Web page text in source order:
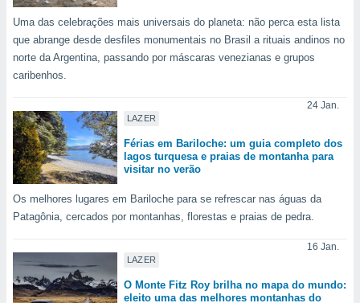
nós e
para
e
como a
este sitio
IP e
possam
seus
com
Uma das celebrações mais universais do planeta: não perca esta lista
que abrange desde desfiles monumentais no Brasil a rituais andinos no
norte da Argentina, passando por máscaras venezianas e grupos
caribenhos.
LAZER
24 Jan.
Férias em Bariloche: um guia completo dos
lagos turquesa e praias de montanha para
visitar no verão
Os melhores lugares em Bariloche para se refrescar nas águas da
Patagônia, cercados por montanhas, florestas e praias de pedra.
LAZER
16 Jan.
O Monte Fitz Roy brilha no mapa do mundo:
eleito uma das melhores montanhas do